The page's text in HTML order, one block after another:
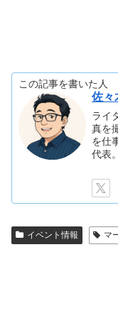
この記事を書いた人
佐々
ライ
真を
を仕
代表。
イベント情報 マ